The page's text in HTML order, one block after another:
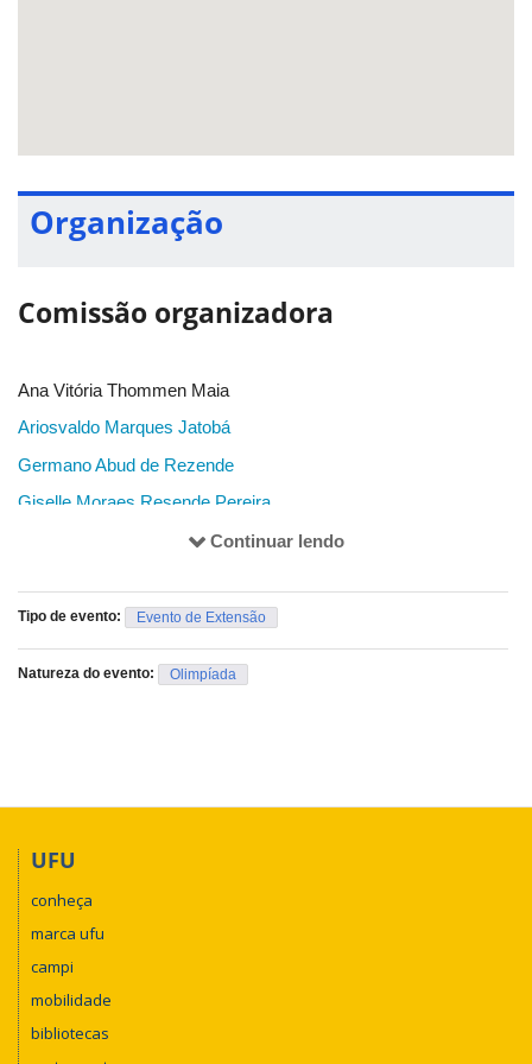
Organização
Comissão organizadora
Ana Vitória Thommen Maia
Ariosvaldo Marques Jatobá
Germano Abud de Rezende
Giselle Moraes Resende Pereira
Guilherme Chaud Tizziotti
Lúcio Borges de Araújo
Maria Eduarda de Souza Martins
Marisa de Souza Costa
Vittoria Trolezi Reis
Continuar lendo
Tipo de evento: Evento de Extensão
Natureza do evento: Olimpíada
UFU
conheça
marca ufu
campi
mobilidade
bibliotecas